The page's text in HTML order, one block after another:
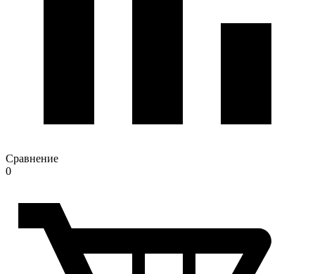
Сравнение
0